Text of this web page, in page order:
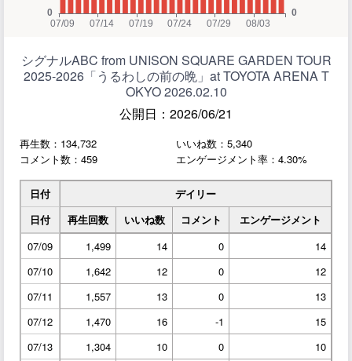
シグナルABC from UNISON SQUARE GARDEN TOUR
2025-2026「うるわしの前の晩」at TOYOTA ARENA T
OKYO 2026.02.10
公開日：2026/06/21
再生数：134,732
いいね数：5,340
コメント数：459
エンゲージメント率：4.30%
日付
デイリー
日付
再生回数 いいね数 コメント
エンゲージメント
07/09
1,499 14 0
14
07/10
1,642 12 0
12
07/11
1,557 13 0
13
07/12
1,470 16 -1
15
07/13
1,304 10 0
10